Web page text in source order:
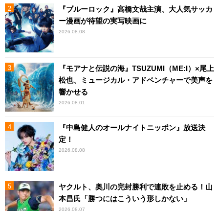
『ブルーロック』高橋文哉主演、大人気サッカ
ー漫画が待望の実写映画に
2026.08.08
『モアナと伝説の海』TSUZUMI（ME:I）×尾上
松也、ミュージカル・アドベンチャーで美声を
響かせる
2026.08.01
『中島健人のオールナイトニッポン』放送決
定！
2026.08.08
ヤクルト、奥川の完封勝利で連敗を止める！山
本昌氏「勝つにはこういう形しかない」
2026.08.07